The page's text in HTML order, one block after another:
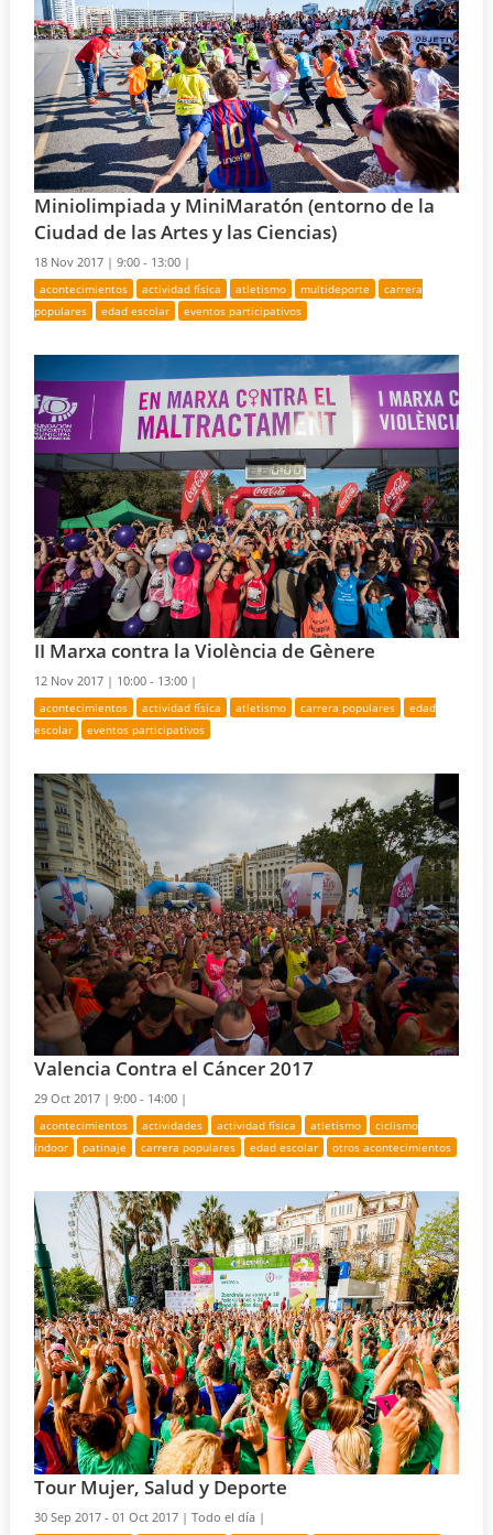
Miniolimpiada y MiniMaratón (entorno de la
Ciudad de las Artes y las Ciencias)
18 Nov 2017 |9:00 - 13:00 |
acontecimientos actividad física atletismo multideporte
carrera
populares
edad escolar eventos participativos
II Marxa contra la Violència de Gènere
12 Nov 2017 | 10:00 - 13:00 |
acontecimientos actividad física atletismo carrera populares
edad
escolar
eventos participativos
Valencia Contra el Cáncer 2017
29 Oct 2017 |9:00 - 14:00 |
acontecimientos actividades actividad física atletismo
ciclismo
indoor
patinaje carrera populares edad escolar otros acontecimientos
Tour Mujer, Salud y Deporte
30 Sep 2017 - 01 Oct 2017 |Todo el día |